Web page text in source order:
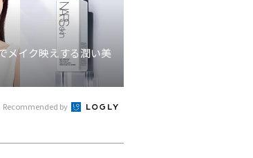
メイク映えする潤い美
Recommended by